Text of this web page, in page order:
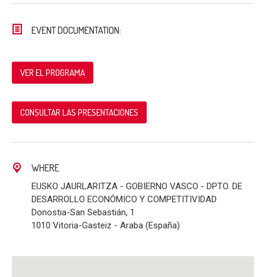
EVENT DOCUMENTATION:
VER EL PROGRAMA
CONSULTAR LAS PRESENTACIONES
WHERE
EUSKO JAURLARITZA - GOBIERNO VASCO - DPTO. DE
DESARROLLO ECONÓMICO Y COMPETITIVIDAD
Donostia-San Sebastián, 1
1010 Vitoria-Gasteiz - Araba (España)